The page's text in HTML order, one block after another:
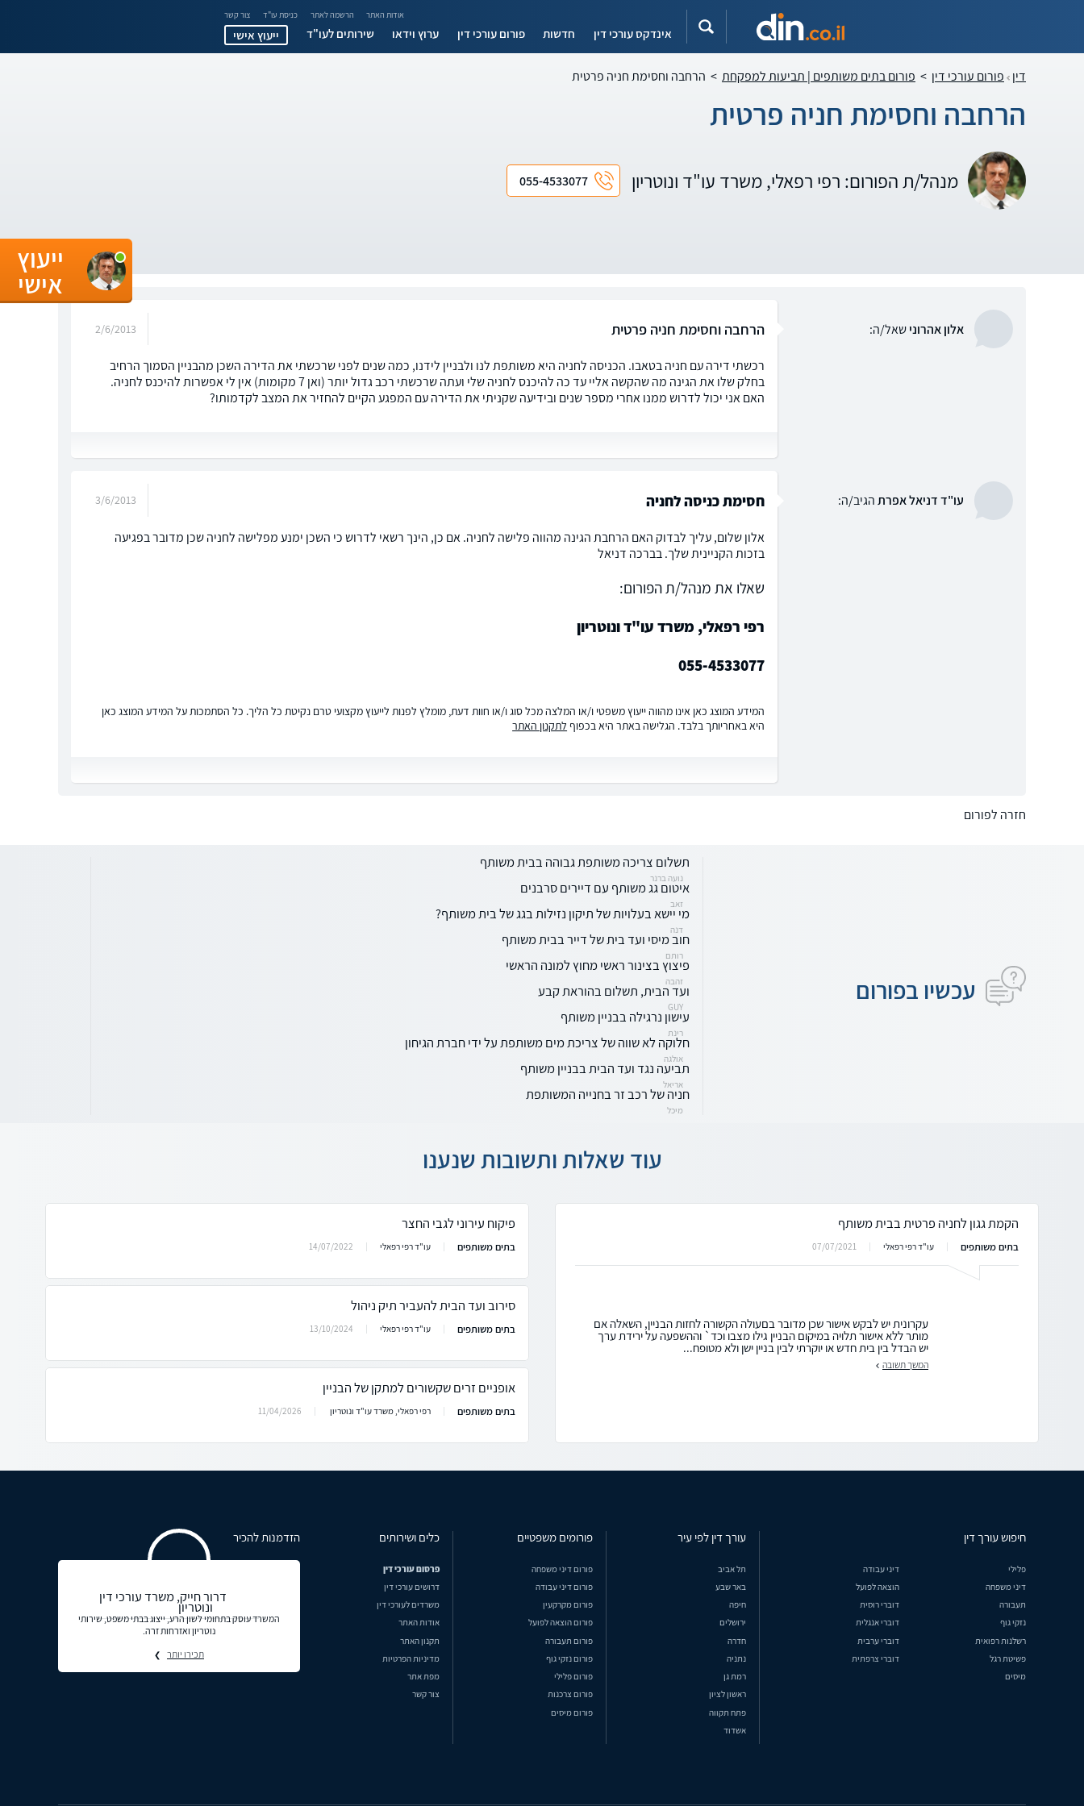
אודות האתר הרשמה לאתר כניסת עו"ד צור קשר
אינדקס עורכי דין חדשות פורום עורכי דין ערוץ וידאו שירותים לעו"ד ייעוץ אישי
דין פורום עורכי דין > פורום בתים משותפים | תביעות למפקחת > הרחבה וחסימת חניה פרטית
הרחבה וחסימת חניה פרטית
מנהל/ת הפורום: רפי רפאלי, משרד עו"ד ונוטריון 055-4533077
אלון אהרונישאל/ה: הרחבה וחסימת חניה פרטית 2/6/2013
רכשתי דירה עם חניה בטאבו. הכניסה לחניה היא משותפת לנו ולבניין לידנו, כמה שנים לפני שרכשתי את הדירה השכן מהבניין הסמוך הרחיב
בחלק שלו את הגינה מה שהקשה אליי עד כה להיכנס לחניה שלי ועתה שרכשתי רכב גדול יותר (ואן 7 מקומות) אין לי אפשרות להיכנס לחניה.
האם אני יכול לדרוש ממנו אחרי מספר שנים ובידיעה שקניתי את הדירה עם המפגע הקיים להחזיר את המצב לקדמותו?
עו"ד דניאל אפרתהגיב/ה: חסימת כניסה לחניה 3/6/2013
אלון שלום, עליך לבדוק האם הרחבת הגינה מהווה פלישה לחניה. אם כן, הינך רשאי לדרוש כי השכן ימנע מפלישה לחניה שכן מדובר בפגיעה
בזכות הקניינית שלך. בברכה דניאל
שאלו את מנהל/ת הפורום:
רפי רפאלי, משרד עו"ד ונוטריון
055-4533077
המידע המוצג כאן אינו מהווה ייעוץ משפטי ו/או המלצה מכל סוג ו/או חוות דעת, מומלץ לפנות לייעוץ מקצועי טרם נקיטת כל הליך. כל הסתמכות על המידע המוצג כאן
היא באחריותך בלבד. הגלישה באתר היא בכפוף לתקנון האתר
חזרה לפורום
עכשיו בפורום
תשלום צריכה משותפת גבוהה בבית משותף
נועה ברנר
איטום גג משותף עם דיירים סרבנים
זאב
מי יישא בעלויות של תיקון נזילות בגג של בית משותף?
דנה
חוב מיסי ועד בית של דייר בבית משותף
רותם
פיצוץ בצינור ראשי מחוץ למונה הראשי
זהבה
ועד הבית, תשלום בהוראת קבע
GUY
עישון נרגילה בבניין משותף
רינת
חלוקה לא שווה של צריכת מים משותפת על ידי חברת הגיחון
אולגה
תביעה נגד ועד הבית בבניין משותף
אריאל
חניה של רכב זר בחנייה המשותפת
מיכל
עוד שאלות ותשובות שנענו
הקמת גגון לחניה פרטית בבית משותף
בתים משותפים עו"ד רפי רפאלי 07/07/2021
עקרונית יש לבקש אישור שכן מדובר בםעולה הקשורה לחזות הבניין, השאלה אם
מותר ללא אישור תלויה במיקום הבניין גילו מצבו וכד` וההשפעה על ירידת ערך
יש הבדל בין בית חדש או יוקרתי לבין בניין ישן ולא מטופח...
המשך תשובה
פיקוח עירוני לגבי החצר
בתים משותפים עו"ד רפי רפאלי 14/07/2022
סירוב ועד הבית להעביר תיק ניהול
בתים משותפים עו"ד רפי רפאלי 13/10/2024
אופניים זרים שקשורים למתקן של הבניין
בתים משותפים רפי רפאלי, משרד עו"ד ונוטריון 11/04/2026
ייעוץ
אישי
חיפוש עורך דין
פלילי
דיני עבודה
דיני משפחה
הוצאה לפועל
תעבורה
דוברי רוסית
נזקי גוף
דוברי אנגלית
רשלנות רפואית
דוברי ערבית
פשיטת רגל
דוברי צרפתית
מיסים
עורך דין לפי עיר
תל אביב
באר שבע
חיפה
ירושלים
חדרה
נתניה
רמת גן
ראשון לציון
פתח תקווה
אשדוד
פורומים משפטיים
פורום דיני משפחה
פורום דיני עבודה
פורום מקרקעין
פורום הוצאה לפועל
פורום תעבורה
פורום נזקי גוף
פורום פלילי
פורום צרכנות
פורום מיסים
כלים ושירותים
פרסום עורכי דין
דרושים עורכי דין
משרדים לעורכי דין
אודות האתר
תקנון האתר
מדיניות הפרטיות
מפת אתר
צור קשר
הזדמנות להכיר
דרור חייק, משרד עורכי דין
ונוטריון
המשרד עוסק בתחומי לשון הרע, ייצוג בבתי משפט, שירותי
נוטריון ואזרחות זרה.
תכירו יותר